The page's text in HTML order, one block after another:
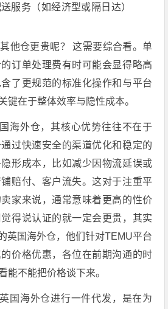
服务（如经济型或隔日达）
他仓更贵呢？ 这需要综合看。单
订单处理费有时可能会显得略高
了更规范的标准化操作和与平台
键在于整体效率与隐性成本。
海外仓，其核心优势往往不在于
过快速安全的渠道优化和稳定的
形成本，比如减少因物流延误或
赔付、客户流失。这对于注重平
家来说，通常意味着更高的性价
得说认证的就一定会更贵，其实
英国海外仓，他们针对TEMU平台
价格优惠，各位在前期沟通的时
能不能把价格谈下来。
国海外仓进行一件代发，是在为